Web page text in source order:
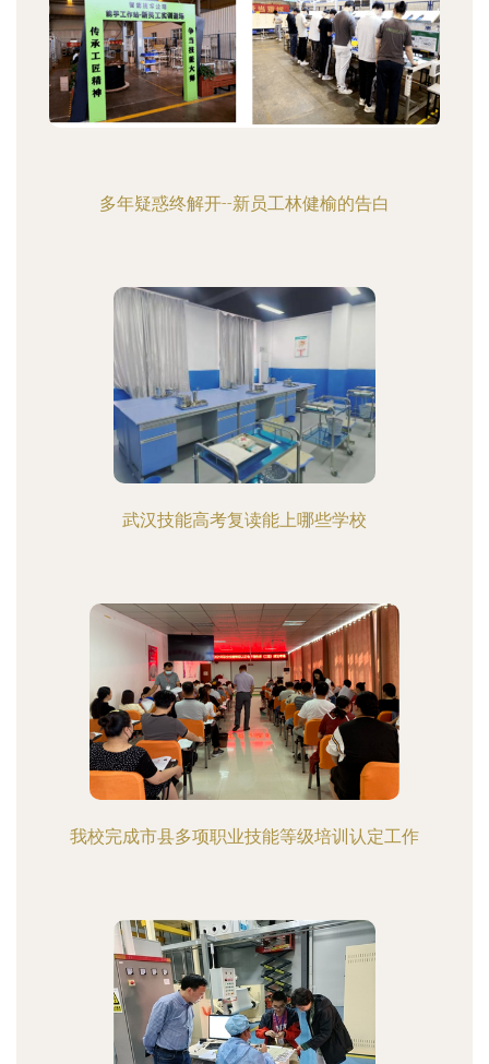
多年疑惑终解开--新员工林健榆的告白
武汉技能高考复读能上哪些学校
我校完成市县多项职业技能等级培训认定工作